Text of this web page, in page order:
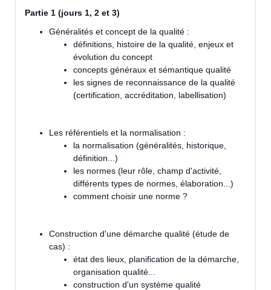
Partie 1 (jours 1, 2 et 3)
Généralités et concept de la qualité :
définitions, histoire de la qualité, enjeux et
évolution du concept
concepts généraux et sémantique qualité
les signes de reconnaissance de la qualité
(certification, accréditation, labellisation)
Les référentiels et la normalisation :
la normalisation (généralités, historique,
définition...)
les normes (leur rôle, champ d'activité,
différents types de normes, élaboration...)
comment choisir une norme ?
Construction d'une démarche qualité (étude de
cas) :
état des lieux, planification de la démarche,
organisation qualité...
construction d'un système qualité